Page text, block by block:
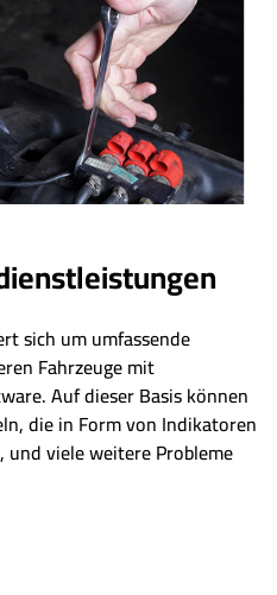
sich um umfassende
Fahrzeuge mit
Auf dieser Basis können
die in Form von Indikatoren
und viele weitere Probleme